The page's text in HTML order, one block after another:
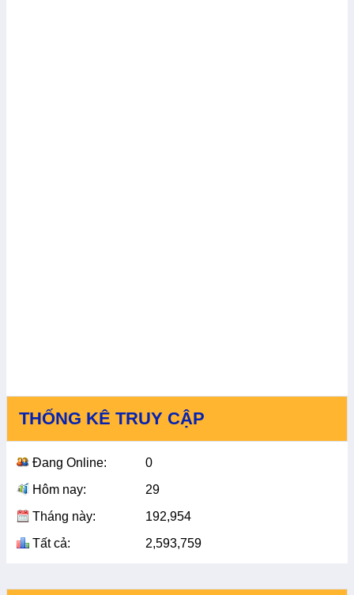
THỐNG KÊ TRUY CẬP
Đang Online:
0
Hôm nay:
29
Tháng này:
192,954
Tất cả:
2,593,759